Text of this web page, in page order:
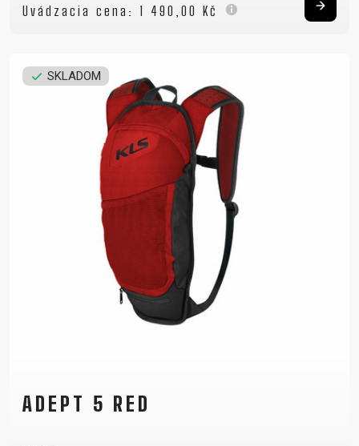
Uvádzacia cena: 1 490,00 Kč
SKLADOM
ADEPT 5 RED